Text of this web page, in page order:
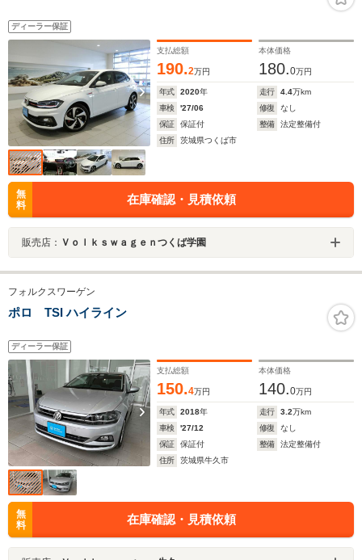
ディーラー保証
支払総額
190.2万円
本体価格
180.0万円
年式 2020年 走行 4.4万km
車検
'27/06 修復
なし
保証
保証付 整備
法定整備付
住所
茨城県つくば市
無
料
在庫確認・見積依頼
販売店： Ｖｏｌｋｓｗａｇｅｎつくば学園
フォルクスワーゲン
ポロ TSI ハイライン
ディーラー保証
支払総額
150.4万円
本体価格
140.0万円
年式 2018年 走行 3.2万km
車検
'27/12 修復
なし
保証
保証付 整備
法定整備付
住所
茨城県牛久市
無
料
在庫確認・見積依頼